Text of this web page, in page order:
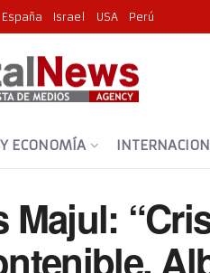
España Israel USA Perú
ECONOMÍA
Majul: